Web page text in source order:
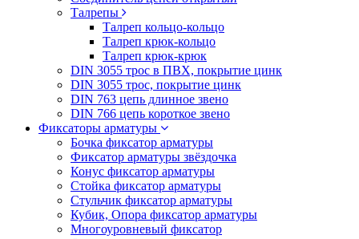
Талрепы
Талреп кольцо-кольцо
Талреп крюк-кольцо
Талреп крюк-крюк
DIN 3055 трос в ПВХ, покрытие цинк
DIN 3055 трос, покрытие цинк
DIN 763 цепь длинное звено
DIN 766 цепь короткое звено
Фиксаторы арматуры
Бочка фиксатор арматуры
Фиксатор арматуры звёздочка
Конус фиксатор арматуры
Стойка фиксатор арматуры
Стульчик фиксатор арматуры
Кубик, Опора фиксатор арматуры
Многоуровневый фиксатор